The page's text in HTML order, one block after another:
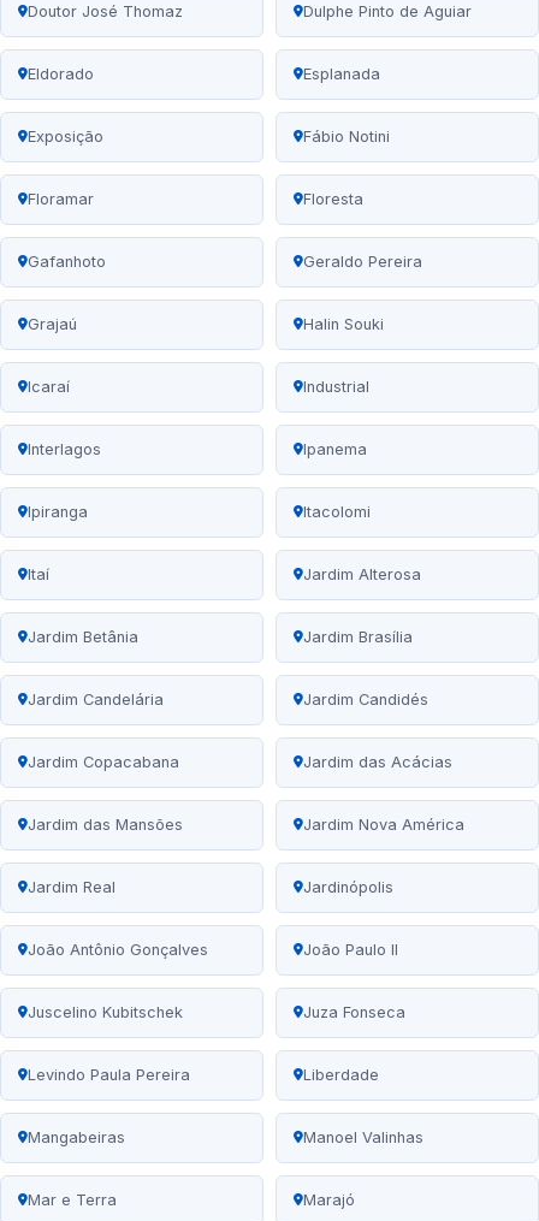
Doutor José Thomaz Dulphe Pinto de Aguiar
Eldorado Esplanada
Exposição Fábio Notini
Floramar Floresta
Gafanhoto Geraldo Pereira
Grajaú Halin Souki
Icaraí Industrial
Interlagos Ipanema
Ipiranga Itacolomi
Itaí Jardim Alterosa
Jardim Betânia Jardim Brasília
Jardim Candelária Jardim Candidés
Jardim Copacabana Jardim das Acácias
Jardim das Mansões Jardim Nova América
Jardim Real Jardinópolis
João Antônio Gonçalves João Paulo II
Juscelino Kubitschek Juza Fonseca
Levindo Paula Pereira Liberdade
Mangabeiras Manoel Valinhas
Mar e Terra Marajó